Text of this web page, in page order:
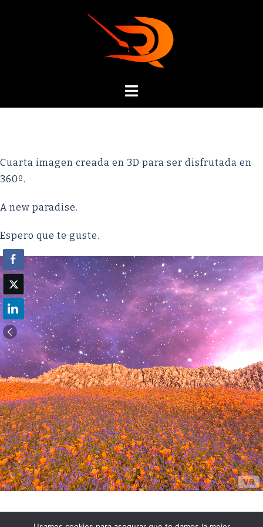
Cuarta imagen creada en 3D para ser disfrutada en
360º.
A new paradise.
Espero que te guste.